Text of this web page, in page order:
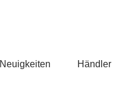
Neuigkeiten Händler